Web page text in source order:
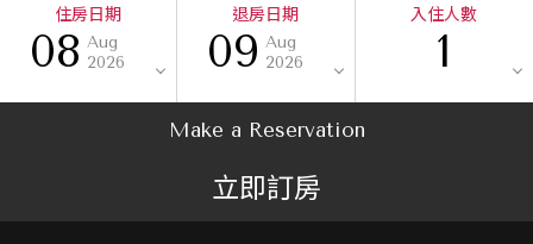
住房日期
08 Aug
2026
退房日期
09 Aug
2026
入住人數
1
Make a Reservation
立即訂房